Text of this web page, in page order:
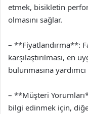
etmek, bisikletin
olmasını sağlar.
– **Fiyatlandırma**:
karşılaştırılması, en
bulunmasına
– **Müşteri
bilgi edinmek için,